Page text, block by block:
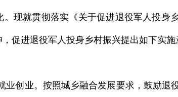
现就贯彻落实《关于促进退役军人投身
，促进退役军人投身乡村振兴提出如下实施
业创业。 按照城乡融合发展要求，鼓励退